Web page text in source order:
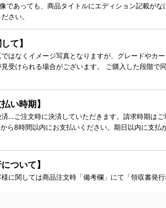
であっても、商品タイトルにエディション記載がな
さい。
て】
はなくイメージ写真となりますが、グレードやカ
受けられる場合がございます。 ご購入した段階で
い時期】
…ご注文時に決済していただきます。請求時期はご
ら8時間以内にお支払いください。期日以内に支払
ついて】
に関しては商品注文時「備考欄」にて「領収書発行